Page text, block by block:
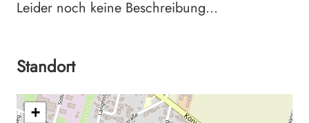
Leider noch keine Beschreibung…
Standort
+